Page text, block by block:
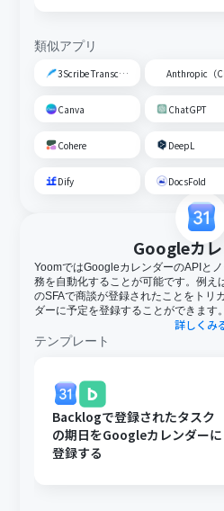
類似アプリ
3Scribe Transcription
Canva ChatGPT
Cohere DeepL
Dify DocsFold
Googleカ
YoomではGoogleカレンダーのAPIと
務を自動化することが可能です。例
のSFAで商談が登録されたことをトリ
ダーに予定を登録することができます。
詳しくみ
テンプレート
Backlogで登録されたタスク
の期日をGoogleカレンダーに
登録する